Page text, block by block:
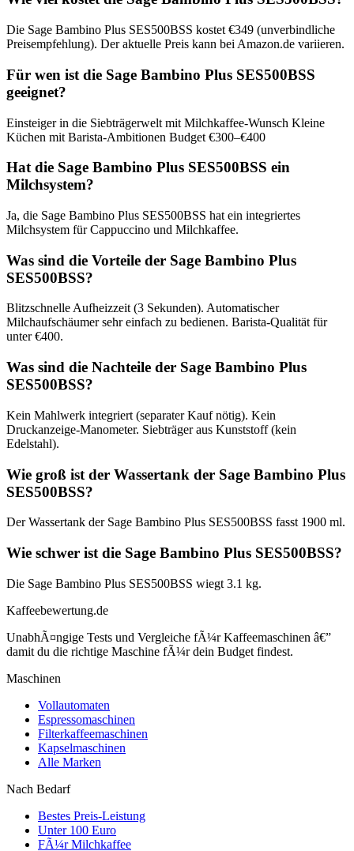
Die Sage Bambino Plus SES500BSS kostet €349 (unverbindliche
Preisempfehlung). Der aktuelle Preis kann bei Amazon.de variieren.
Für wen ist die Sage Bambino Plus SES500BSS
geeignet?
Einsteiger in die Siebträgerwelt mit Milchkaffee-Wunsch Kleine
Küchen mit Barista-Ambitionen Budget €300–€400
Hat die Sage Bambino Plus SES500BSS ein
Milchsystem?
Ja, die Sage Bambino Plus SES500BSS hat ein integriertes
Milchsystem für Cappuccino und Milchkaffee.
Was sind die Vorteile der Sage Bambino Plus
SES500BSS?
Blitzschnelle Aufheizzeit (3 Sekunden). Automatischer
Milchaufschäumer sehr einfach zu bedienen. Barista-Qualität für
unter €400.
Was sind die Nachteile der Sage Bambino Plus
SES500BSS?
Kein Mahlwerk integriert (separater Kauf nötig). Kein
Druckanzeige-Manometer. Siebträger aus Kunststoff (kein
Edelstahl).
Wie groß ist der Wassertank der Sage Bambino Plus
SES500BSS?
Der Wassertank der Sage Bambino Plus SES500BSS fasst 1900 ml.
Wie schwer ist die Sage Bambino Plus SES500BSS?
Die Sage Bambino Plus SES500BSS wiegt 3.1 kg.
Kaffeebewertung.de
UnabhÃ¤ngige Tests und Vergleiche fÃ¼r Kaffeemaschinen â€”
damit du die richtige Maschine fÃ¼r dein Budget findest.
Maschinen
Vollautomaten
Espressomaschinen
Filterkaffeemaschinen
Kapselmaschinen
Alle Marken
Nach Bedarf
Bestes Preis-Leistung
Unter 100 Euro
FÃ¼r Milchkaffee